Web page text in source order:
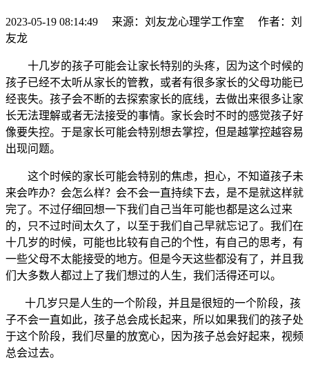
2023-05-19 08:14:49 来源：刘友龙心理学工作室 作者：刘
友龙
十几岁的孩子可能会让家长特别的头疼，因为这个时候的
孩子已经不太听从家长的管教，或者有很多家长的父母功能已
经丧失。孩子会不断的去探索家长的底线，去做出来很多让家
长无法理解或者无法接受的事情。家长会时不时的感觉孩子好
像要失控。于是家长可能会特别想去掌控，但是越掌控越容易
出现问题。
这个时候的家长可能会特别的焦虑，担心，不知道孩子未
来会咋办？会怎么样？会不会一直持续下去，是不是就这样就
完了。不过仔细回想一下我们自己当年可能也都是这么过来
的，只不过时间太久了，以至于我们自己早就忘记了。我们在
十几岁的时候，可能也比较有自己的个性，有自己的思考，有
一些父母不太能接受的地方。但是今天这些都没有了，并且我
们大多数人都过上了我们想过的人生，我们活得还可以。
十几岁只是人生的一个阶段，并且是很短的一个阶段，孩
子不会一直如此，孩子总会成长起来，所以如果我们的孩子处
于这个阶段，我们尽量的放宽心，因为孩子总会好起来，视频
总会过去。